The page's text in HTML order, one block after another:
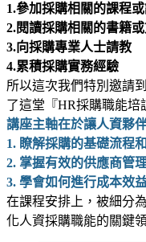
1.參加採購相關的課程
2.閱讀採購相關的書籍
3.向採購專業人士請教
4.累積採購實務經驗
所以這次我們特別邀請
了這堂『HR採購職能培
講座主軸在於讓人資夥伴
1. 瞭解採購的基礎流程
2. 掌握有效的供應商管
3. 學會如何進行成本效
在課程安排上，被細分
化人資採購職能的關鍵